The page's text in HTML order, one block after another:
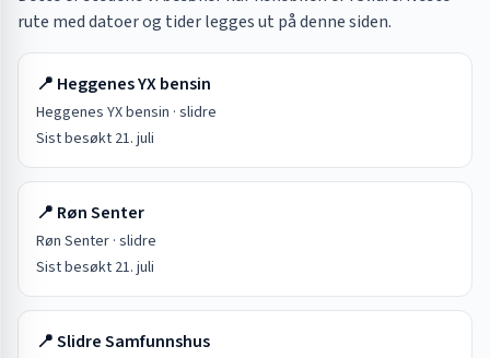
rute med datoer og tider legges ut på denne siden.
📍 Heggenes YX bensin
Heggenes YX bensin · slidre
Sist besøkt 21. juli
📍 Røn Senter
Røn Senter · slidre
Sist besøkt 21. juli
📍Slidre Samfunnshus